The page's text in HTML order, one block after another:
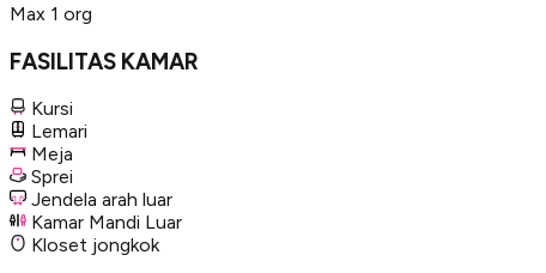
Max 1 org
FASILITAS KAMAR
Kursi
Lemari
Meja
Sprei
Jendela arah luar
Kamar Mandi Luar
Kloset jongkok